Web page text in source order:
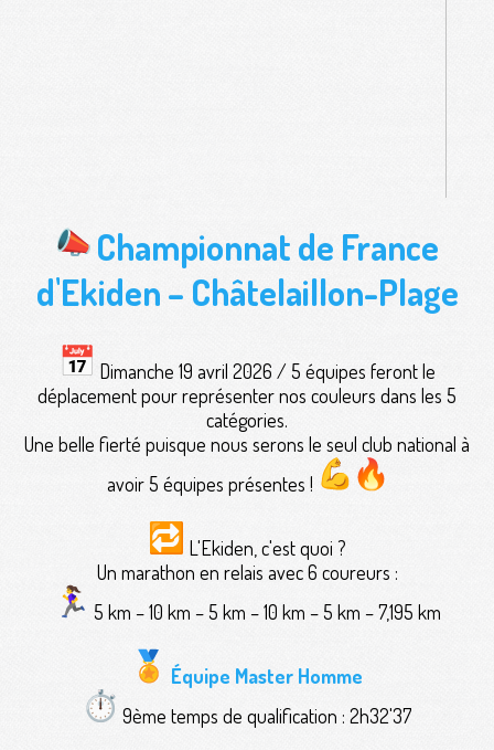
Championnat de France
d'Ekiden – Châtelaillon-Plage
Dimanche 19 avril 2026 / 5 équipes feront le
déplacement pour représenter nos couleurs dans les 5
catégories.
Une belle fierté puisque nous serons le seul club national à
avoir 5 équipes présentes !
L'Ekiden, c'est quoi ?
Un marathon en relais avec 6 coureurs :
5 km – 10 km – 5 km – 10 km – 5 km – 7,195 km
Équipe Master Homme
9ème temps de qualification : 2h32'37